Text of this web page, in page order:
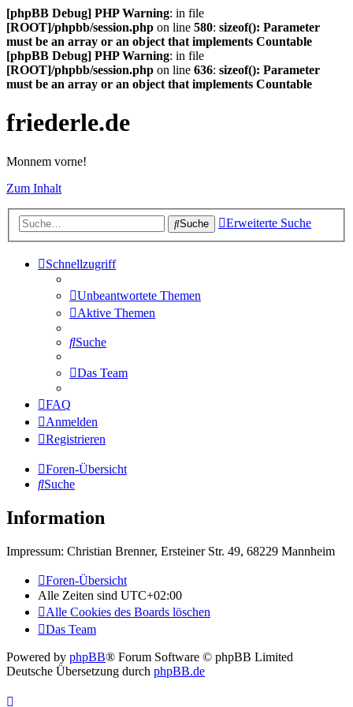
[phpBB Debug] PHP Warning: in file
[ROOT]/phpbb/session.php on line 580: sizeof(): Parameter
must be an array or an object that implements Countable
[phpBB Debug] PHP Warning: in file
[ROOT]/phpbb/session.php on line 636: sizeof(): Parameter
must be an array or an object that implements Countable
friederle.de
Monnem vorne!
Zum Inhalt
Suche Erweiterte Suche
Schnellzugriff
Unbeantwortete Themen
Aktive Themen
Suche
Das Team
FAQ
Anmelden
Registrieren
Foren-Übersicht
Suche
Information
Impressum: Christian Brenner, Ersteiner Str. 49, 68229 Mannheim
Foren-Übersicht
Alle Zeiten sind UTC+02:00
Alle Cookies des Boards löschen
Das Team
Powered by phpBB® Forum Software © phpBB Limited
Deutsche Übersetzung durch phpBB.de